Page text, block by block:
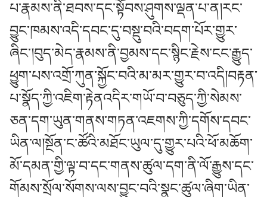
པ་རྣམས་ནི་ཐབས་དང་སྟོབས་ཤུགས་ལྡན་པ་ན།རང་
བྱུང་ཁམས་འདི་དབང་དུ་བསྡུ་བའི་བདག་པོར་གྱུར་
ཞིང་།བུད་མེད་རྣམས་ནི་བྱམས་དང་སྙིང་རྗེས་ངང་རྒྱུད་
ཕྱུག་པས་འགྲོ་ཀུན་སྐྱོང་བའི་མ་མར་གྱུར་བ་འདི།བརྟན་
པ་སྣོད་ཀྱི་འཇིག་རྟེནའདིར་གཡོ་བ་བཅུད་ཀྱི་སེམས་
ཅན་དག་ཡུན་གནས་གཏན་འཇགས་ཀྱི་དགོས་དབང་
ཡིན་ལ།སྔོན་ང་ཚོའི་མཐོང་ཡུལ་དུ་གྱུར་པའི་ཕོ་མཆོག་
མོ་དམན་གྱི་ལྟ་བ་དང་གནས་ཚུལ་དག་ནི་ལོ་རྒྱུས་དང་
གོམས་སྲོལ་སོགས་ལས་བྱུང་བའི་སྣང་ཚུལ་ཞིག་ཡིན་